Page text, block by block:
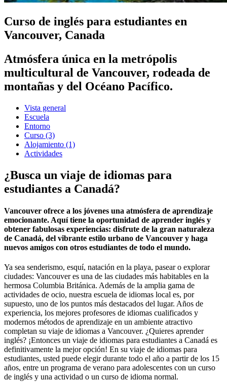
Curso de inglés para estudiantes en
Vancouver, Canada
Atmósfera única en la metrópolis
multicultural de Vancouver, rodeada de
montañas y del Océano Pacífico.
Vista general
Escuela
Entorno
Curso (3)
Alojamiento (1)
Actividades
¿Busca un viaje de idiomas para
estudiantes a Canadá?
Vancouver ofrece a los jóvenes una atmósfera de aprendizaje
emocionante. Aquí tiene la oportunidad de aprender inglés y
obtener fabulosas experiencias: disfrute de la gran naturaleza
de Canadá, del vibrante estilo urbano de Vancouver y haga
nuevos amigos con otros estudiantes de todo el mundo.
Ya sea senderismo, esquí, natación en la playa, pasear o explorar
ciudades: Vancouver es una de las ciudades más habitables en la
hermosa Columbia Británica. Además de la amplia gama de
actividades de ocio, nuestra escuela de idiomas local es, por
supuesto, uno de los puntos más destacados del lugar. Años de
experiencia, los mejores profesores de idiomas cualificados y
modernos métodos de aprendizaje en un ambiente atractivo
completan su viaje de idiomas a Vancouver. ¿Quieres aprender
inglés? ¡Entonces un viaje de idiomas para estudiantes a Canadá es
definitivamente la mejor opción! En su viaje de idiomas para
estudiantes, usted puede elegir durante todo el año a partir de los 15
años, entre un programa de verano para adolescentes con un curso
de inglés y una actividad o un curso de idioma normal.